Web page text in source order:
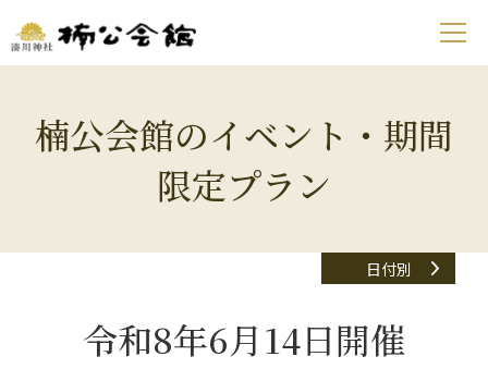
楠公会館のイベント・期間
限定プラン
日付別
令和8年6月14日開催